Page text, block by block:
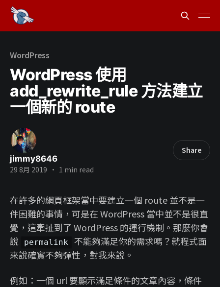
WordPress
WordPress 使用
add_rewrite_rule 方法建立
一個新的 route
jimmy8646
29 8月 2019 • 1 min read
Share
在許多的網頁框架當中要建立一個 route 並不是一
件困難的事情，可是在 WordPress 當中並不是很直
覺，這牽扯到了 WordPress 的運行機制。那麼你會
說
permalink
不能夠滿足你的需求嗎？就程式面
來說確實不夠彈性，對我來說。
例如：一個 url 要顯示滿足條件的文章內容，條件